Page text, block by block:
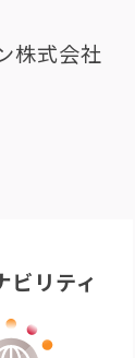
株式会社
ビリティ